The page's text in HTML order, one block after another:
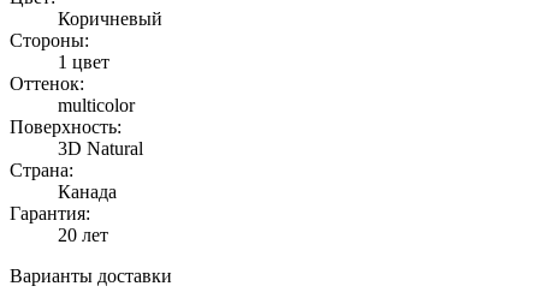
Коричневый
Стороны:
1 цвет
Оттенок:
multicolor
Поверхность:
3D Natural
Страна:
Канада
Гарантия:
20 лет
Варианты доставки